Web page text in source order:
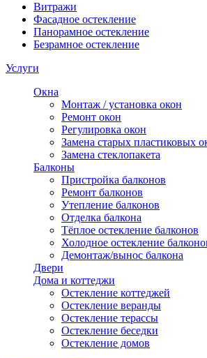
Витражи
Фасадное остекление
Панорамное остекление
Безрамное остекление
Услуги
Окна
Монтаж / установка окон
Ремонт окон
Регулировка окон
Замена старых пластиковых
Замена стеклопакета
Балконы
Пристройка балконов
Ремонт балконов
Утепление балконов
Отделка балкона
Тёплое остекление балконов
Холодное остекление
Демонтаж/вынос балкона
Двери
Дома и коттеджи
Остекление коттеджей
Остекление веранды
Остекление терассы
Остекление беседки
Остекление домов